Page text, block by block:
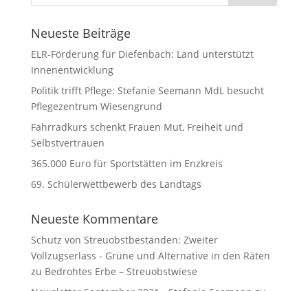
Neueste Beiträge
ELR-Förderung für Diefenbach: Land unterstützt
Innenentwicklung
Politik trifft Pflege: Stefanie Seemann MdL besucht
Pflegezentrum Wiesengrund
Fahrradkurs schenkt Frauen Mut, Freiheit und
Selbstvertrauen
365.000 Euro für Sportstätten im Enzkreis
69. Schülerwettbewerb des Landtags
Neueste Kommentare
Schutz von Streuobstbeständen: Zweiter
Vollzugserlass - Grüne und Alternative in den Räten
zu Bedrohtes Erbe – Streuobstwiese